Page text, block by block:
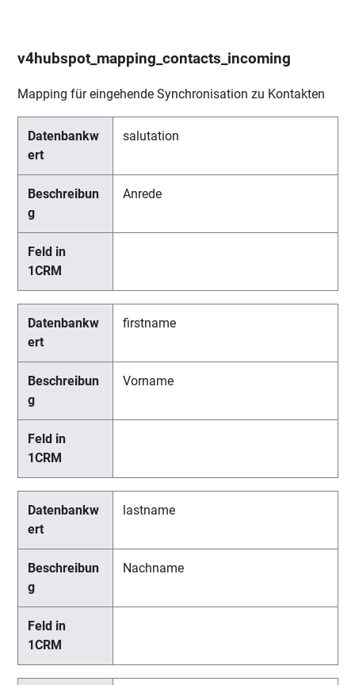
v4hubspot_mapping_contacts_incoming
Mapping für eingehende Synchronisation zu Kontakten
salutation
Anrede
firstname
Vorname
lastname
Nachname